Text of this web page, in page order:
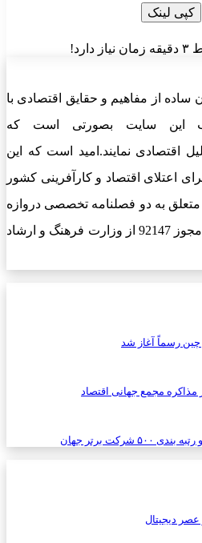
کپی لینک
ساده از مفاهیم و حقایق اقتصادی با
این سایت بصورتی است که
اقتصادی نمایند.امید است که این
اعتلای اقتصاد و کارآفرینی کشور
به دو فصلنامه تخصصی دروازه
اقتصاد و کارآفرینی با شماره مجوز 92147 از وزارت فرهنگ و ارشاد
چین رسماً آغاز شد
دیجیتال